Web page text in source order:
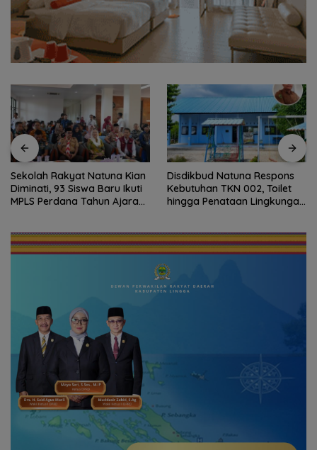
Sekolah Rakyat Natuna Kian
Diminati, 93 Siswa Baru Ikuti
MPLS Perdana Tahun Ajaran
Disdikbud Natuna Respons
Kebutuhan TKN 002, Toilet
hingga Penataan Lingkungan